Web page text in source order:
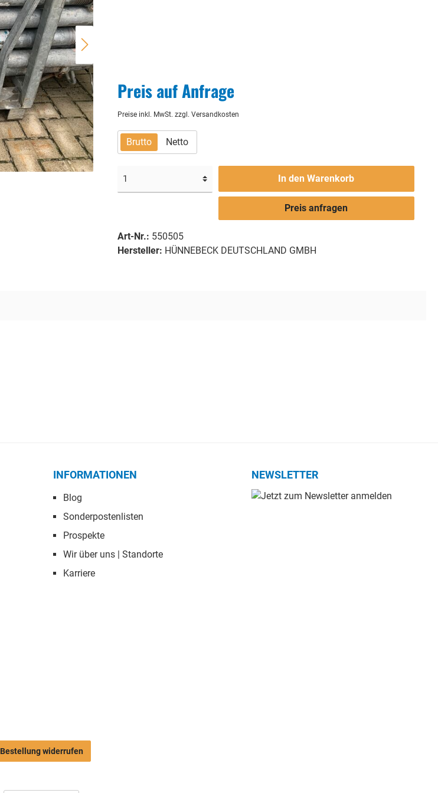
Preis auf Anfrage
Preise inkl. MwSt. zzgl. Versandkosten
Brutto Netto
In den Warenkorb
Preis anfragen
Art-Nr.: 550505
Hersteller: HÜNNEBECK DEUTSCHLAND GMBH
INFORMATIONEN
Blog
Sonderpostenlisten
Prospekte
Wir über uns | Standorte
Karriere
NEWSLETTER
Bestellung widerrufen